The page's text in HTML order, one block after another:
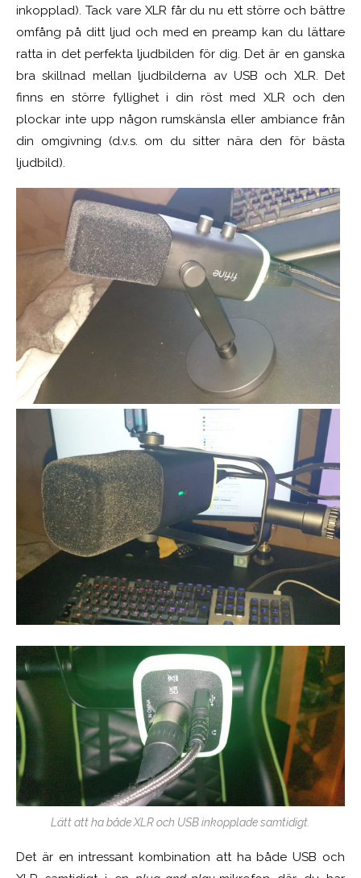
inkopplad). Tack vare XLR får du nu ett större och bättre
omfång på ditt ljud och med en preamp kan du lättare
ratta in det perfekta ljudbilden för dig. Det är en ganska
bra skillnad mellan ljudbilderna av USB och XLR. Det
finns en större fyllighet i din röst med XLR och den
plockar inte upp någon rumskänsla eller ambiance från
din omgivning (d.v.s. om du sitter nära den för bästa
ljudbild).
Lätt att ha både XLR och USB inkopplade samtidigt.
Det är en intressant kombination att ha både USB och